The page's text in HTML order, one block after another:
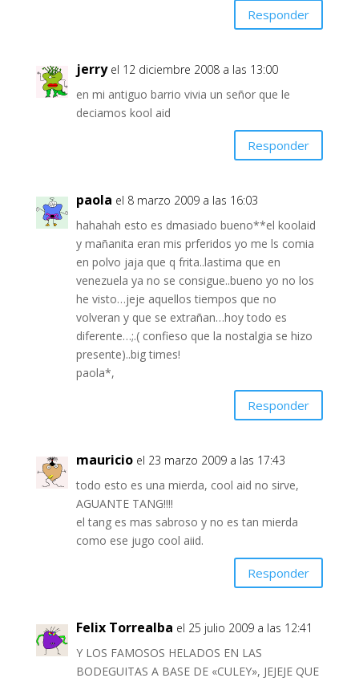
Responder
jerry el 12 diciembre 2008 a las 13:00
en mi antiguo barrio vivia un señor que le
deciamos kool aid
Responder
paola el 8 marzo 2009 a las 16:03
hahahah esto es dmasiado bueno**el koolaid
y mañanita eran mis prferidos yo me ls comia
en polvo jaja que q frita..lastima que en
venezuela ya no se consigue..bueno yo no los
he visto…jeje aquellos tiempos que no
volveran y que se extrañan…hoy todo es
diferente…;.( confieso que la nostalgia se hizo
presente)..big times!
paola*,
Responder
mauricio el 23 marzo 2009 a las 17:43
todo esto es una mierda, cool aid no sirve,
AGUANTE TANG!!!!
el tang es mas sabroso y no es tan mierda
como ese jugo cool aiid.
Responder
Felix Torrealba el 25 julio 2009 a las 12:41
Y LOS FAMOSOS HELADOS EN LAS
BODEGUITAS A BASE DE «CULEY», JEJEJE QUE